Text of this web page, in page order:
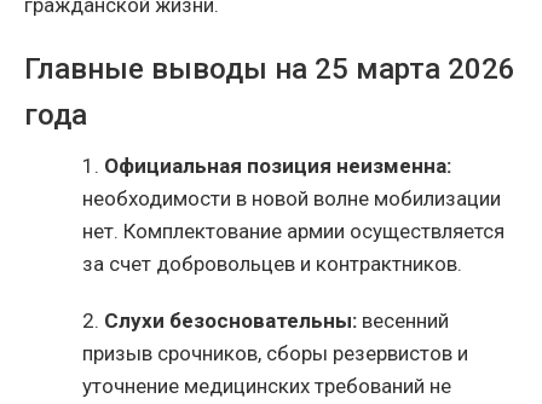
Главные выводы на 25 марта 2026
года
1. Официальная позиция неизменна:
необходимости в новой волне мобилизации
нет. Комплектование армии осуществляется
за счет добровольцев и контрактников.
2. Слухи безосновательны: весенний
призыв срочников, сборы резервистов и
уточнение медицинских требований не